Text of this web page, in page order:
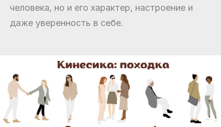
человека, но и его характер, настроение и
даже уверенность в себе.